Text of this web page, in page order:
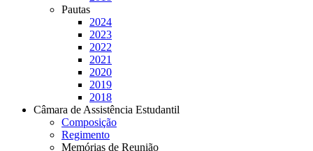
Pautas
2024
2023
2022
2021
2020
2019
2018
Câmara de Assistência Estudantil
Composição
Regimento
Memórias de Reunião